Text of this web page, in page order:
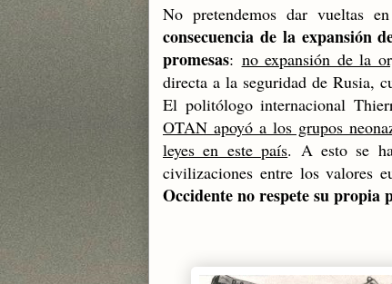
No pretendemos dar vueltas
consecuencia de la expansión
promesas: no expansión de la
directa a la seguridad de Rusia,
El politólogo internacional
OTAN apoyó a los grupos
leyes en este país. A esto se
civilizaciones entre los valores
Occidente no respete su propia